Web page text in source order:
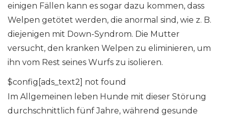
einigen Fällen kann es sogar dazu kommen, dass
Welpen getötet werden, die anormal sind, wie z. B.
diejenigen mit Down-Syndrom. Die Mutter
versucht, den kranken Welpen zu eliminieren, um
ihn vom Rest seines Wurfs zu isolieren.
$config[ads_text2] not found
Im Allgemeinen leben Hunde mit dieser Störung
durchschnittlich fünf Jahre, während gesunde